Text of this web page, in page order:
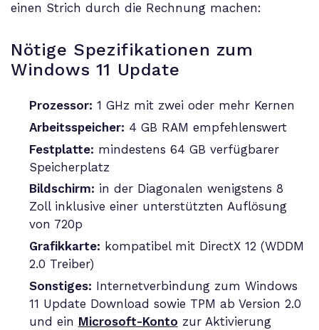
einen Strich durch die Rechnung machen:
Nötige Spezifikationen zum
Windows 11 Update
Prozessor: 1 GHz mit zwei oder mehr Kernen
Arbeitsspeicher: 4 GB RAM empfehlenswert
Festplatte: mindestens 64 GB verfügbarer
Speicherplatz
Bildschirm: in der Diagonalen wenigstens 8
Zoll inklusive einer unterstützten Auflösung
von 720p
Grafikkarte: kompatibel mit DirectX 12 (WDDM
2.0 Treiber)
Sonstiges: Internetverbindung zum Windows
11 Update Download sowie TPM ab Version 2.0
und ein Microsoft-Konto zur Aktivierung